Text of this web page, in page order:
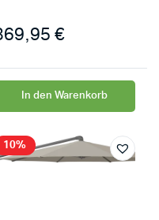
€
In den Warenkorb
10%